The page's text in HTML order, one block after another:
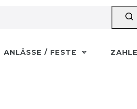
ANLÄSSE / FESTE